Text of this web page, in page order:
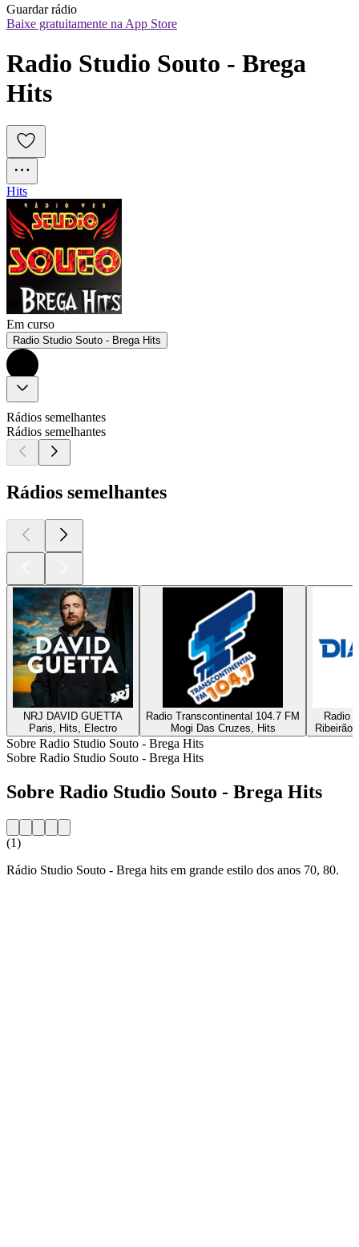
Guardar rádio
Baixe gratuitamente na App Store
Radio Studio Souto - Brega
Hits
Em curso
Radio Studio Souto - Brega Hits
Rádios semelhantes
Rádios semelhantes
Rádios semelhantes
NRJ DAVID GUETTA
Paris, Hits, Electro
Radio Transcontinental 104.7 FM
Mogi Das Cruzes, Hits
Radio
Ribeirão
Sobre Radio Studio Souto - Brega Hits
Sobre Radio Studio Souto - Brega Hits
Sobre Radio Studio Souto - Brega Hits
(1)
Rádio Studio Souto - Brega hits em grande estilo dos anos 70, 80.